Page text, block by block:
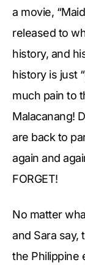
a movie,
released to
history, and
history is just
much pain to
Malacanang!
are back to
again and
FORGET!
No matter
and Sara say,
the Philippine